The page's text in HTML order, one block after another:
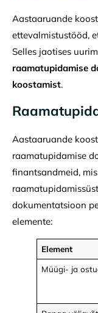
Aastaaruande
ettevalmistustööd,
Selles jaotises
raamatupidamise
koostamist.
Aastaaruande
raamatupidamise
finantsandmeid,
dokumentatsioon
elemente:
Element
Müügi- ja